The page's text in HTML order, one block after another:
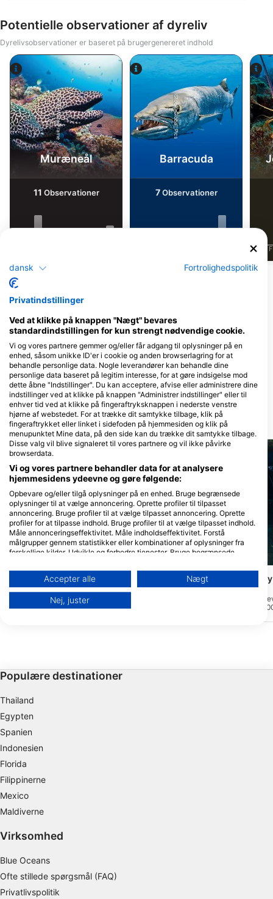
Potentielle observationer af dyreliv
Dyrelivsobservationer er baseret på brugergenereret indhold
Alamy-WaterFrame
Muræneål
11 Observationer
iStock-Global_Pics
Barracuda
7Observationer
F
Dykkercentre, der betjener dette
dykkersted
Paihia Dive
35 Williams Road, 0247 Paihia,
New Zealand
NORTHLAND DIVE
3851 RUSSELL ROAD, 0184
Whangarei, New Zealand
Dykkersteder i nærheden
Motuwheteke Island
Med mulighed for at dykke på enten den
vestlige eller østlige side er Motuwheke
Island et stenrevsdyk. Man kan finde
HMNZS
(★4.7)
HMNZS Canterbury
i slutningen af marts
Water Cove i Bay of
Populære destinationer
Thailand
Egypten
Spanien
Indonesien
Florida
Filippinerne
Mexico
Maldiverne
Virksomhed
Blue Oceans
Ofte stillede spørgsmål (FAQ)
Privatlivspolitik
dansk Fortrolighedspolitik
Privatindstillinger
Ved at klikke på knappen "Nægt" bevares
standardindstillingen for kun strengt nødvendige cookie.
Vi og vores partnere gemmer og/eller får adgang til oplysninger på en
enhed, såsom unikke ID'er i cookie og anden browserlagring for at
behandle personlige data. Nogle leverandører kan behandle dine
personlige data baseret på legitim interesse, for at gøre indsigelse mod
dette åbne "Indstillinger". Du kan acceptere, afvise eller administrere dine
indstillinger ved at klikke på knappen "Administrer indstillinger" eller til
enhver tid ved at klikke på fingeraftryksknappen i nederste venstre
hjørne af webstedet. For at trække dit samtykke tilbage, klik på
fingeraftrykket eller linket i sidefoden på hjemmesiden og klik på
menupunktet Mine data, på den side kan du trække dit samtykke tilbage.
Disse valg vil blive signaleret til vores partnere og vil ikke påvirke
browserdata.
Vi og vores partnere behandler data for at analysere
hjemmesidens ydeevne og gøre følgende:
Opbevare og/eller tilgå oplysninger på en enhed. Bruge begrænsede
oplysninger til at vælge annoncering. Oprette profiler til tilpasset
annoncering. Bruge profiler til at vælge tilpasset annoncering. Oprette
profiler for at tilpasse indhold. Bruge profiler til at vælge tilpasset indhold.
Måle annonceringseffektivitet. Måle indholdseffektivitet. Forstå
målgrupper gennem statistikker eller kombinationer af oplysninger fra
forskellige kilder. Udvikle og forbedre tjenester. Bruge begrænsede
Yderligere oplysninger om Googles brug af data kan findes her:
https://business.safety.google/privacy/
Data kan deles uden for EU og sendes til USA.
Dit samtykke og cookie gælder udelukkende for denne hjemmeside/app.
Opbevare og/eller tilgå oplysninger på en
annoncering
Oprette profiler til tilpasset annoncering
Bruge profiler til at vælge tilpasset
annoncering
Bruge profiler til at vælge tilpasset indhold
Måle annonceringseffektivitet
Måle indholdseffektivitet
Accepter alle Nægt
Nej, juster